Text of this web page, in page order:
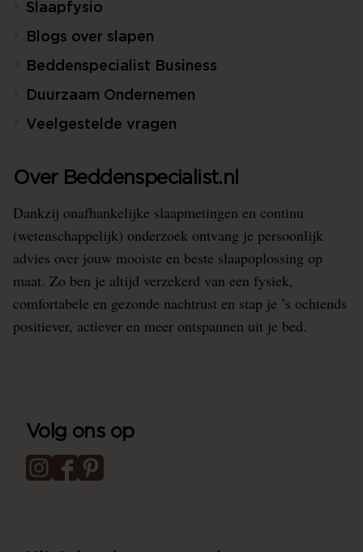
Slaapfysio
Blogs over slapen
Beddenspecialist Business
Duurzaam Ondernemen
Veelgestelde vragen
Over Beddenspecialist.nl
Dankzij onafhankelijke slaapmetingen en continu
(wetenschappelijk) onderzoek ontvang je persoonlijk
advies over jouw mooiste en beste slaapoplossing op
maat. Zo ben je altijd verzekerd van een fysiek,
comfortabele en gezonde nachtrust en stap je ’s ochtends
positiever, actiever en meer ontspannen uit je bed.
Volg ons op